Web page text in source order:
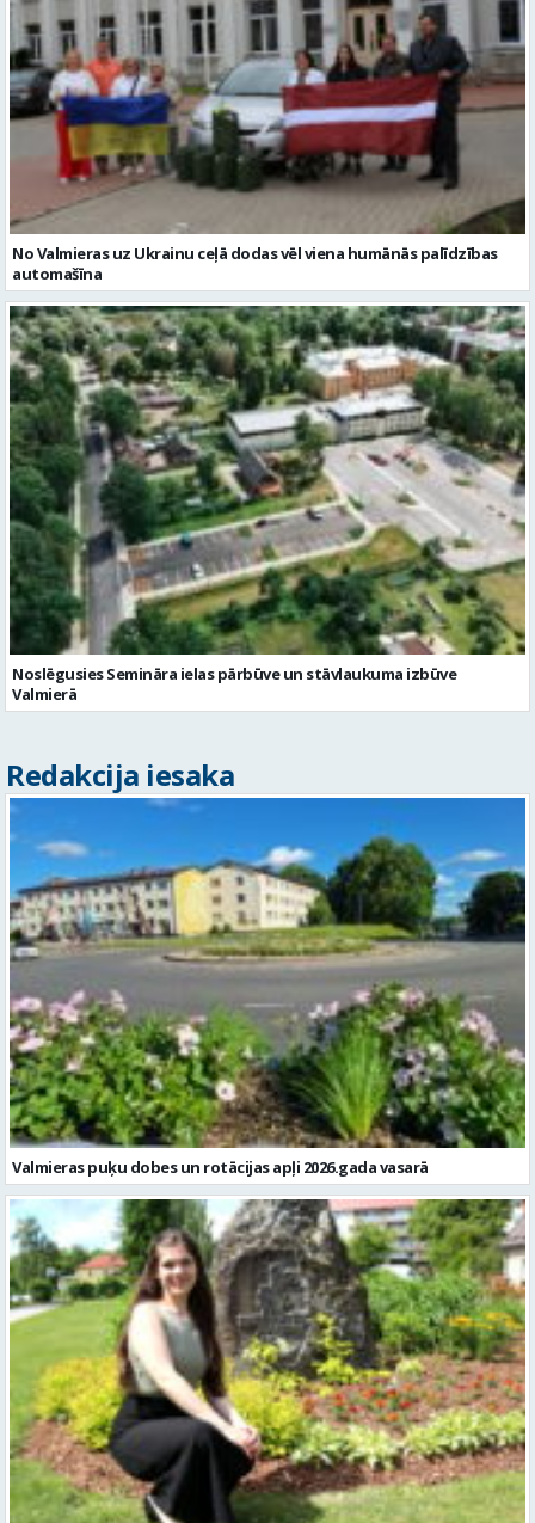
No Valmieras uz Ukrainu ceļā dodas vēl viena humānās palīdzības
automašīna
Noslēgusies Semināra ielas pārbūve un stāvlaukuma izbūve
Valmierā
Redakcija iesaka
Valmieras puķu dobes un rotācijas apļi 2026.gada vasarā